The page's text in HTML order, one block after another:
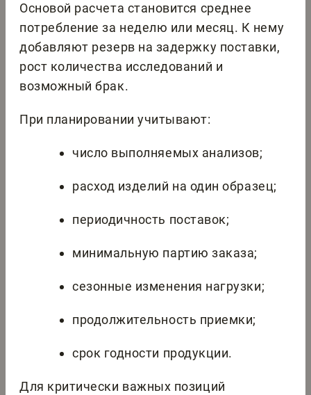
Основой расчета становится среднее
потребление за неделю или месяц. К нему
добавляют резерв на задержку поставки,
рост количества исследований и
возможный брак.
При планировании учитывают:
число выполняемых анализов;
расход изделий на один образец;
периодичность поставок;
минимальную партию заказа;
сезонные изменения нагрузки;
продолжительность приемки;
срок годности продукции.
Для критически важных позиций